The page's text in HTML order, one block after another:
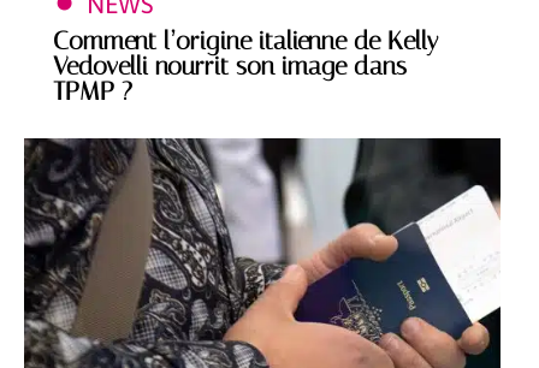
Comment l’origine italienne de Kelly
Vedovelli nourrit son image dans
TPMP ?